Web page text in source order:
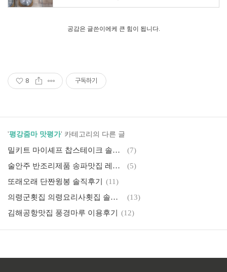
공감은 글쓴이에케 큰 힘이 됩니다.
8 구독하기
'평강줌마 맛평가' 카테고리의 다른 글
밀키트 마이셰프 찹스테이크 솔직후기
(7)
술안주 반조리제품 송파맛집 레알쭈꾸미 배송 솔직후기
(5)
또래오래 단짠윙봉 솔직후기
(11)
의령군횟집 의령요리사횟집 솔직후기
(13)
김해공항맛집 풍경마루 이용후기
(12)